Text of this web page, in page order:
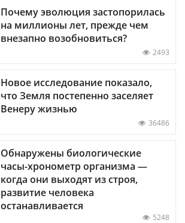
Почему эволюция застопорилась
на миллионы лет, прежде чем
внезапно возобновиться?
2493
Новое исследование показало,
что Земля постепенно заселяет
Венеру жизнью
36486
Обнаружены биологические
часы-хронометр организма —
когда они выходят из строя,
развитие человека
останавливается
5248